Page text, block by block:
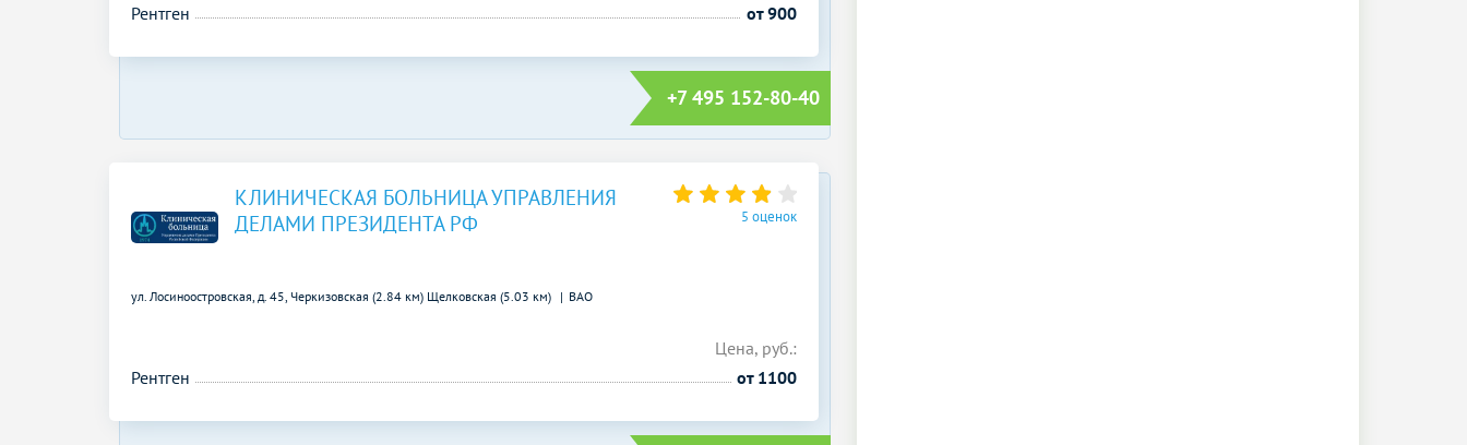
Рентген
от 900
+7 495 152-80-40
КЛИНИЧЕСКАЯ БОЛЬНИЦА УПРАВЛЕНИЯ
ДЕЛАМИ ПРЕЗИДЕНТА РФ
5 оценок
ул. Лосиноостровская, д. 45, Черкизовская (2.84 км) Щелковская (5.03 км) ВАО
Цена, руб.:
Рентген
от 1100